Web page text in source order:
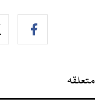
متعلقہ